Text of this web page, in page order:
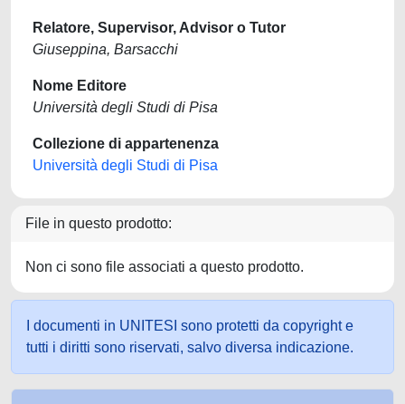
Relatore, Supervisor, Advisor o Tutor
Giuseppina, Barsacchi
Nome Editore
Università degli Studi di Pisa
Collezione di appartenenza
Università degli Studi di Pisa
File in questo prodotto:
Non ci sono file associati a questo prodotto.
I documenti in UNITESI sono protetti da copyright e
tutti i diritti sono riservati, salvo diversa indicazione.